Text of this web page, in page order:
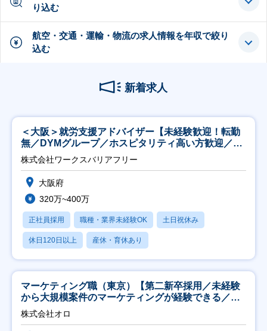
り込む
航空・交通・運輸・物流の求人情報を年収で絞り
込む
新着求人
＜大阪＞就労支援アドバイザー【未経験歓迎！転勤
無／DYMグループ／ホスピタリティ高い方歓迎／土
日祝】
株式会社ワークスバリアフリー
大阪府
320万~400万
正社員採用 職種・業界未経験OK 土日祝休み
休日120日以上 産休・育休あり
マーケティング職（東京）【第二新卒採用／未経験
から大規模案件のマーケティングが経験できる／研
修充実】
株式会社オロ